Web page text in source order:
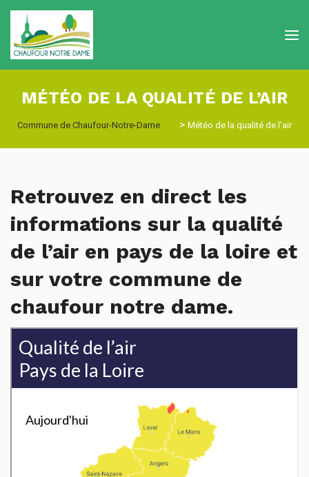
MÉTÉO DE LA QUALITÉ DE L’AIR
Commune de Chaufour-Notre-Dame > Météo de la qualité de l’air
Retrouvez en direct les
informations sur la qualité
de l’air en pays de la loire et
sur votre commune de
chaufour notre dame.